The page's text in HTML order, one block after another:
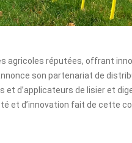
agricoles réputées, offrant
son partenariat de
et d’applicateurs de lisier et
et d’innovation fait de cette